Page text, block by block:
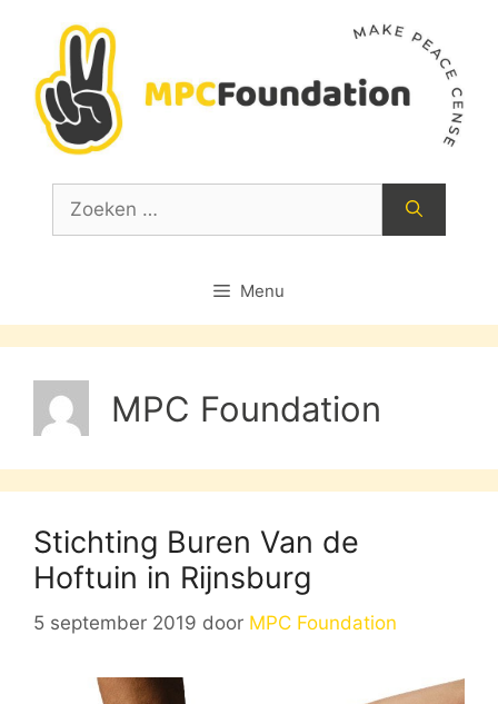
inhoud
Zoek
Menu
MPC Foundation
Stichting Buren Van de
Hoftuin in Rijnsburg
5 september 2019 door MPC Foundation